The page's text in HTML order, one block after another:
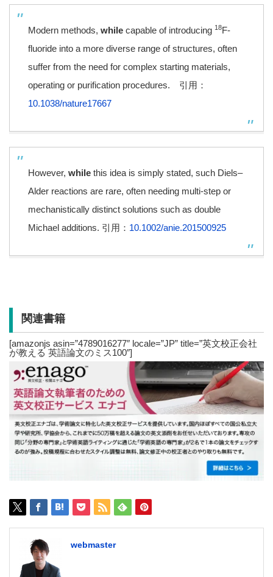
Modern methods, while capable of introducing 18F-
fluoride into a more diverse range of structures, often
suffer from the need for complex starting materials,
operating or purification procedures. 引用：
10.1038/nature17667
However, while this idea is simply stated, such Diels–
Alder reactions are rare, often needing multi-step or
mechanistically distinct solutions such as double
Michael additions. 引用： 10.1002/anie.201500925
関連書籍
[amazonjs asin=”4789016277″ locale=”JP” title=”英文校正会社
が教える 英語論文のミス100″]
webmaster